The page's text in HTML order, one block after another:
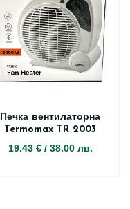
Печка вентилаторна
Termomax TR 2003
19.43 €/ 38.00 лв.